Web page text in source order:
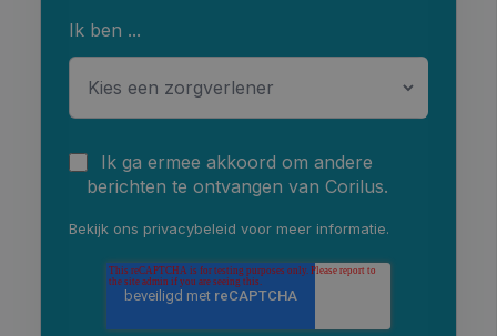
Ik ben ...
Ik ga ermee akkoord om andere
berichten te ontvangen van Corilus.
Bekijk ons privacybeleid voor meer informatie.